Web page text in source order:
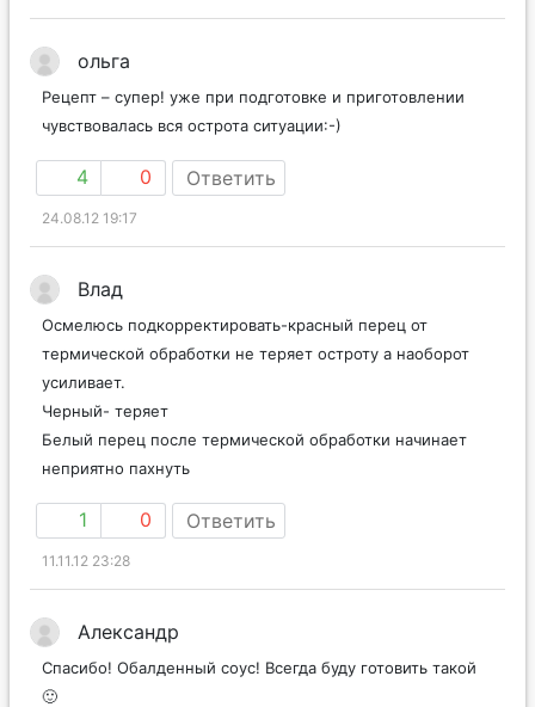
ольга
Рецепт – супер! уже при подготовке и приготовлении
чувствовалась вся острота ситуации:-)
4 0 Ответить
24.08.12 19:17
Влад
Осмелюсь подкорректировать-красный перец от
термической обработки не теряет остроту а наоборот
усиливает.
Черный- теряет
Белый перец после термической обработки начинает
неприятно пахнуть
1 0 Ответить
11.11.12 23:28
Александр
Спасибо! Обалденный соус! Всегда буду готовить такой
🙂